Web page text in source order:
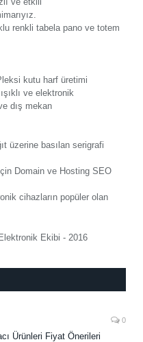
renkli tabela pano ve totem
kutu harf üretimi
ve elektronik
dış mekan
üzerine basılan serigrafi
Domain ve Hosting SEO
cihazların popüler olan
Ekibi - 2016
0
Ürünleri Fiyat Önerileri